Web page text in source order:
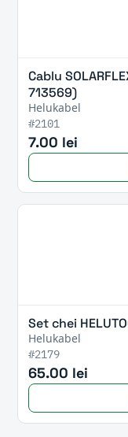
Cablu
713569)
Helukabel
#2101
7.00 lei
Set chei
Helukabel
#2179
65.00 lei